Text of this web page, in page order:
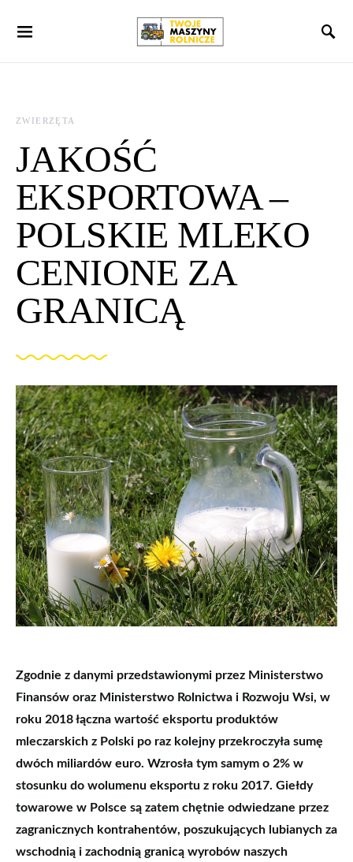
ZWIERZĘTA
JAKOŚĆ
EKSPORTOWA –
POLSKIE MLEKO
CENIONE ZA
GRANICĄ
Zgodnie z danymi przedstawionymi przez Ministerstwo
Finansów oraz Ministerstwo Rolnictwa i Rozwoju Wsi, w
roku 2018 łączna wartość eksportu produktów
mleczarskich z Polski po raz kolejny przekroczyła sumę
dwóch miliardów euro. Wzrosła tym samym o 2% w
stosunku do wolumenu eksportu z roku 2017. Giełdy
towarowe w Polsce są zatem chętnie odwiedzane przez
zagranicznych kontrahentów, poszukujących lubianych za
wschodnią i zachodnią granicą wyrobów naszych